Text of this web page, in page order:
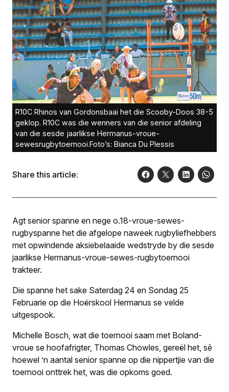
R10C Rhinos van Gordonsbaai het die Scooby-Doos 38-5
geklop. R10C was die wenners van die senior afdeling
van die sesde jaarlikse Hermanus-vroue-
sewesrugbytoernooi.Foto’s: Bianca Du Plessis
Share this article:
Agt senior spanne en nege o.18-vroue-sewes-
rugbyspanne het die afgelope naweek rugbylief­hebbers
met opwindende aksiebelaaide wedstryde by die sesde
jaarlikse Hermanus-vroue-sewes-rugbytoernooi
trakteer.
Die spanne het sake Saterdag 24 en Sondag 25
Februarie op die Hoërskool Hermanus se velde
uitgespook.
Michelle Bosch, wat die toernooi saam met Boland-
vroue se hoofafrigter, Thomas Chowles, gereël het, sê
hoewel ’n aantal senior spanne op die nippertjie van die
toernooi onttrek het, was die opkoms goed.